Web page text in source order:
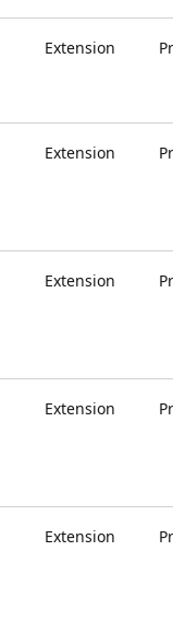
Extension
Extension
Extension
Extension
Extension